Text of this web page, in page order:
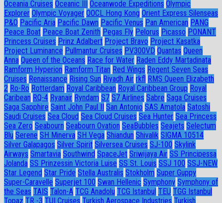
Oceania Cruises Oceanic III Oceanwode Expeditions Olympic
Explorer Olympic Voyager OOCL Hong Kong Orient Express Silenseas
P&O Pacific Aria Pacific Dawn Pacific Venus Pan American PANG
Peace Boat Peace Boat Zenith Pegas Fly Pelorus Picasso PONANT
Princess Cruises Prinz Adalbert Project Bravo Project Kasatka
Project Luminance Pullmantur Cruises PV300VD Quantas Queen
Anna Queen of the Oceans Race for Water Raden Eddy Martadinata
Ramform Hyperion Ramform Titan Red Wings Regent Seven Seas
Cruises Renaissance Rising Sun Riyadh Air rkfl RMS Queen Elizabeth
2 Ro-Ro Rotterdam Royal Caribbean Royal Caribbean Group Royal
Caribean RQ-4 Ryanair Ryndam S7 S7 Airlines Sabre Saga Cruises
Saga Sapphire Saint John Paul II San Antonio SAS Amatola Satoshi
Saudi Cruises Sea Cloud Sea Cloud Cruises Sea Hunter Sea Princess
Sea Zero Seabourn Seabourn Ovation SeaBubbles Seajets Selectum
Blu Serene SH Minerva SH Vega Shiandun Shivalik SIGMA 10514
Silver Galapagos Silver Spirit Silversea Cruises SJ-100 Skylink
Airways Smartavia Southwind SpaceJet Sriwijaya Air SS Principessa
Jolanda SS Prinzessin Victoria Luise SS St. Louis SSJ 100 SSJ-NEW
Star Legend Star Pride Stella Australis Stokholm Super Guppy
Super-Caravelle Superjet 100 Swan Hellenic Symphony Symphony of
the Seas TAIS Talon-A TCG Anadolu TCG Istanbul TEU TGG Istanbul
Topaz TR -3 TUI Cruises Turkish Aerospace Industries Turkish